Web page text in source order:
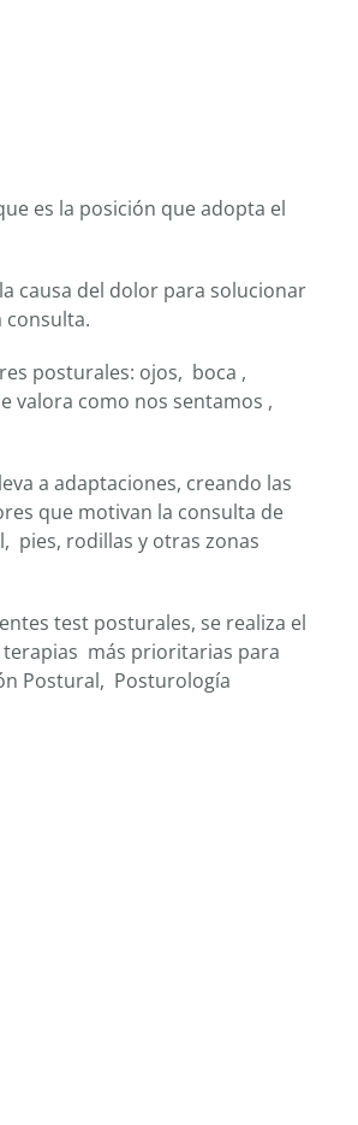
es la posición que adopta el
causa del dolor para solucionar
consulta.
posturales: ojos, boca ,
valora como nos sentamos ,
a adaptaciones, creando las
que motivan la consulta de
pies, rodillas y otras zonas
test posturales, se realiza el
más prioritarias para
Postural, Posturología